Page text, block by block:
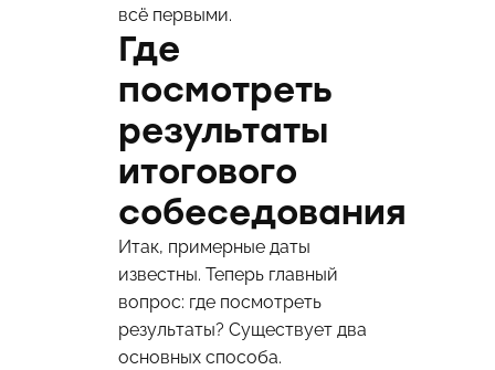
всё первыми.
Где
посмотреть
результаты
итогового
собеседования
Итак, примерные даты
известны. Теперь главный
вопрос: где посмотреть
результаты? Существует два
основных способа.